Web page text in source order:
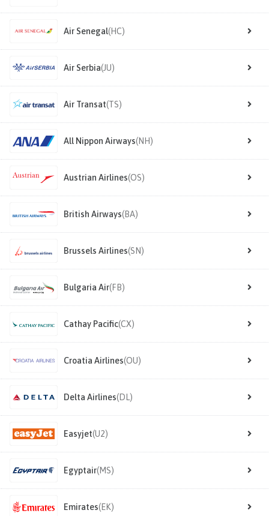
Air Senegal(HC)
Air Serbia(JU)
Air Transat(TS)
All Nippon Airways(NH)
Austrian Airlines(OS)
British Airways(BA)
Brussels Airlines(SN)
Bulgaria Air(FB)
Cathay Pacific(CX)
Croatia Airlines(OU)
Delta Airlines(DL)
Easyjet(U2)
Egyptair(MS)
Emirates(EK)